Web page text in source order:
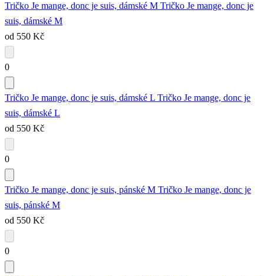
Tričko Je mange, donc je suis, dámské M Tričko Je mange, donc je
suis, dámské M
od 550 Kč
0
Tričko Je mange, donc je suis, dámské L Tričko Je mange, donc je
suis, dámské L
od 550 Kč
0
Tričko Je mange, donc je suis, pánské M Tričko Je mange, donc je
suis, pánské M
od 550 Kč
0